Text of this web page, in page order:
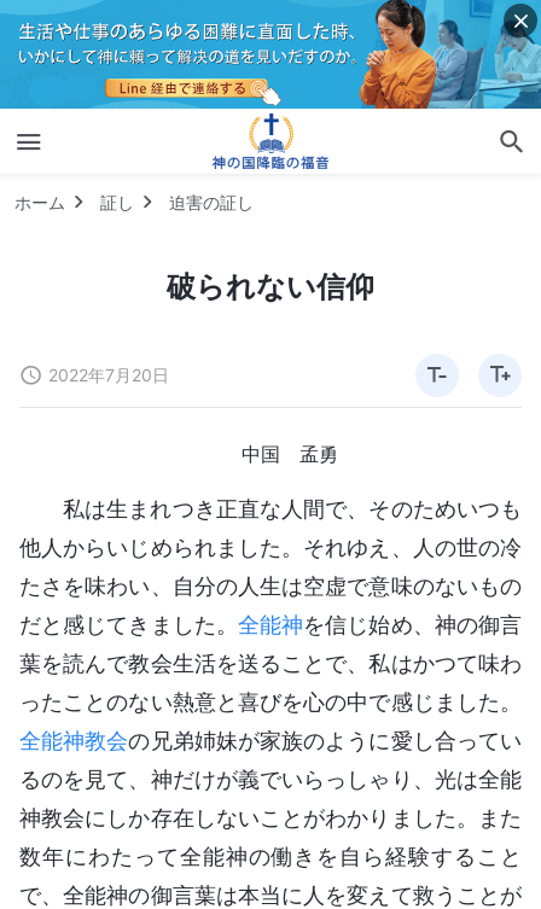
ホーム 証し 迫害の証し
破られない信仰
2022年7月20日
中国 孟勇
私は生まれつき正直な人間で、そのためいつも
他人からいじめられました。それゆえ、人の世の冷
たさを味わい、自分の人生は空虚で意味のないもの
だと感じてきました。 全能神を信じ始め、神の御言
葉を読んで教会生活を送ることで、私はかつて味わ
ったことのない熱意と喜びを心の中で感じました。
全能神教会の兄弟姉妹が家族のように愛し合ってい
るのを見て、神だけが義でいらっしゃり、光は全能
神教会にしか存在しないことがわかりました。また
数年にわたって全能神の働きを自ら経験すること
で、全能神の御言葉は本当に人を変えて救うことが